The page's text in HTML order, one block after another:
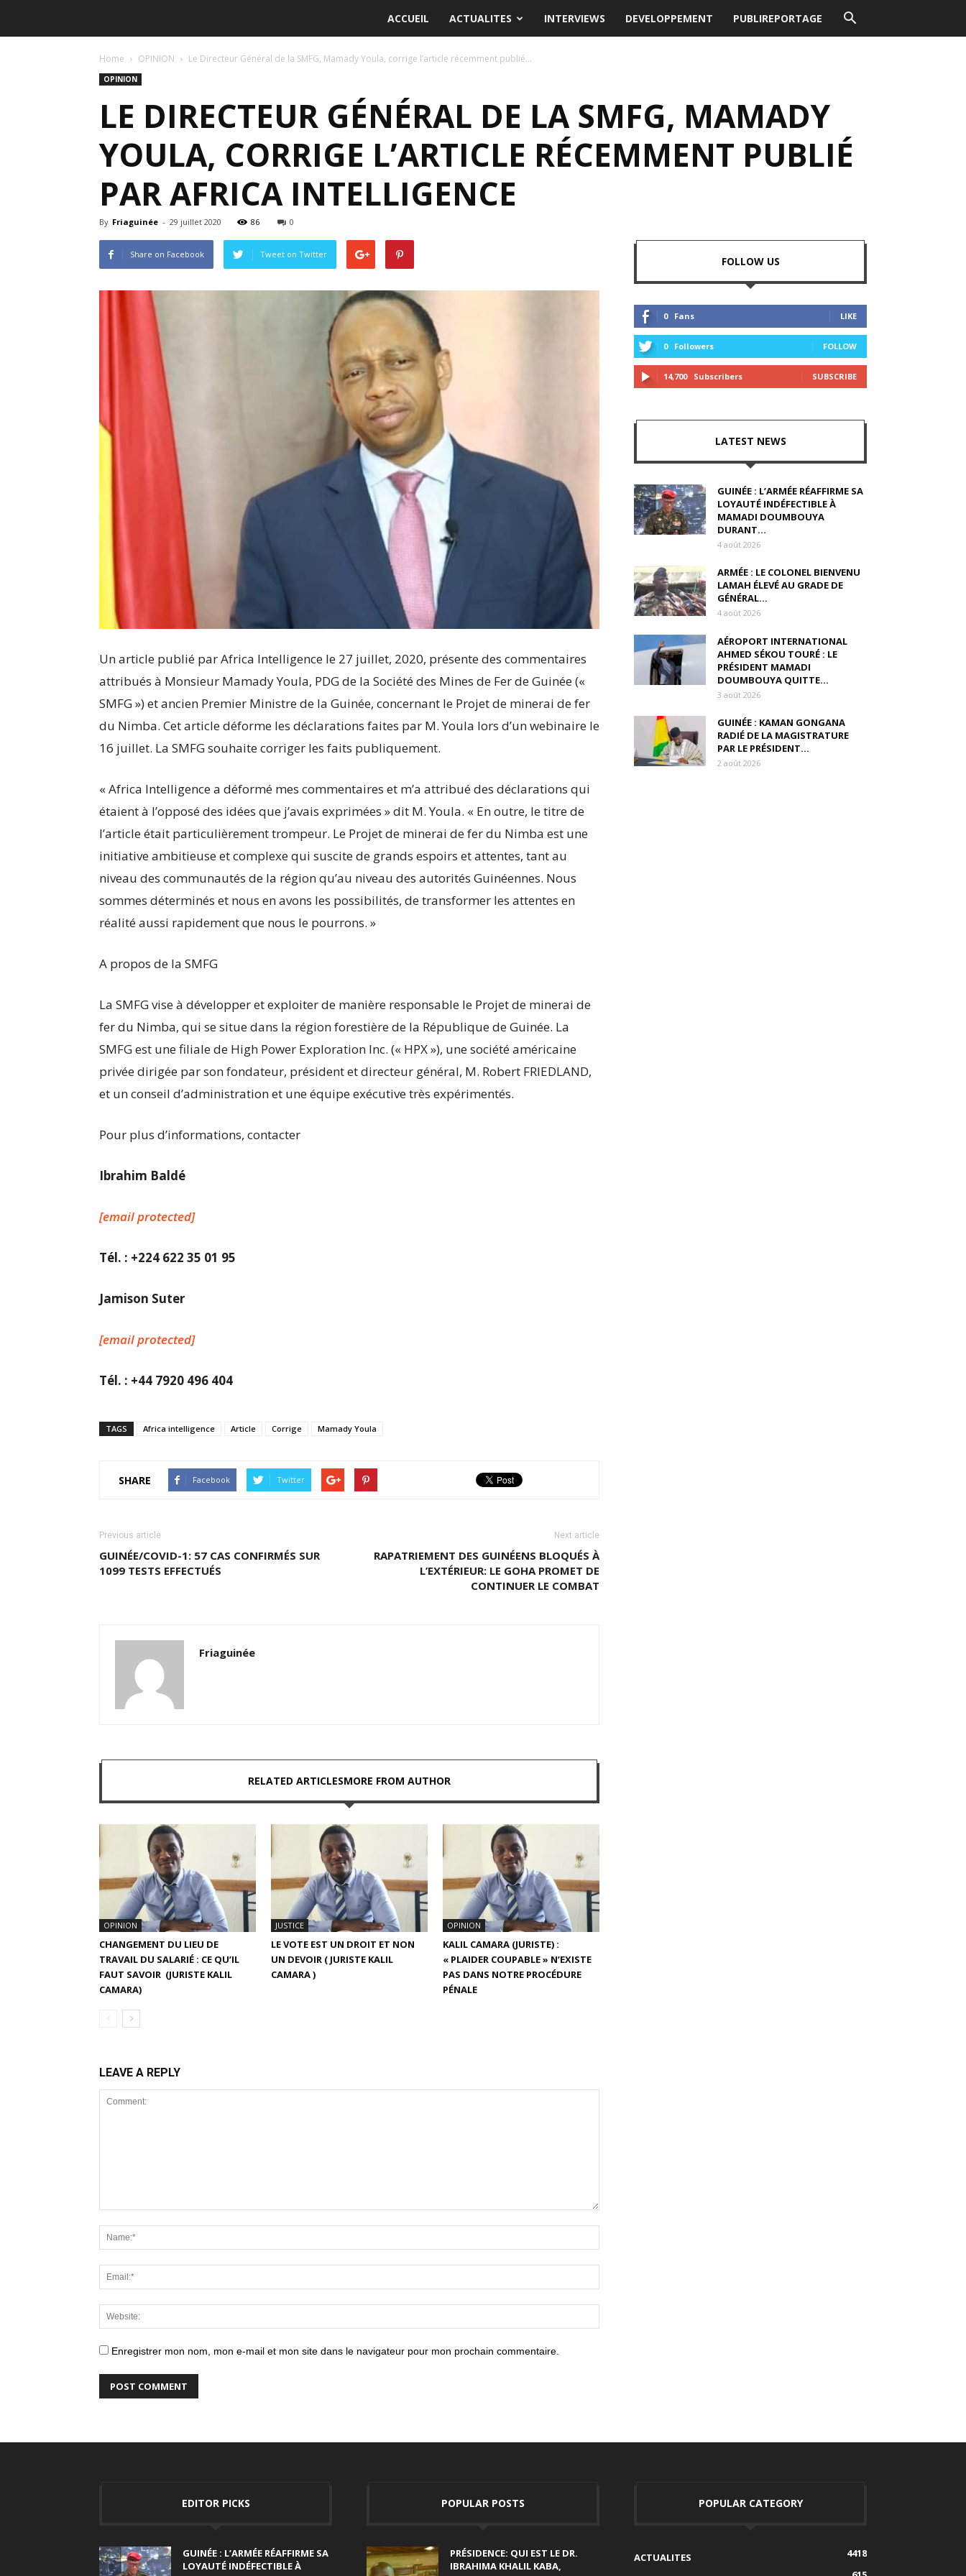
ACCUEIL ACTUALITES INTERVIEWS DEVELOPPEMENT PUBLIREPORTAGE
Home OPINION Le Directeur Général de la SMFG, Mamady Youla, corrige l’article récemment publié...
OPINION
LE DIRECTEUR GÉNÉRAL DE LA SMFG, MAMADY
YOULA, CORRIGE L’ARTICLE RÉCEMMENT PUBLIÉ
PAR AFRICA INTELLIGENCE
By Friaguinée - 29 juillet 2020 86 0
Share on Facebook Tweet on Twitter
Un article publié par Africa Intelligence le 27 juillet, 2020, présente des commentaires
attribués à Monsieur Mamady Youla, PDG de la Société des Mines de Fer de Guinée («
SMFG ») et ancien Premier Ministre de la Guinée, concernant le Projet de minerai de fer
du Nimba. Cet article déforme les déclarations faites par M. Youla lors d’un webinaire le
16 juillet. La SMFG souhaite corriger les faits publiquement.
« Africa Intelligence a déformé mes commentaires et m’a attribué des déclarations qui
étaient à l’opposé des idées que j’avais exprimées » dit M. Youla. « En outre, le titre de
l’article était particulièrement trompeur. Le Projet de minerai de fer du Nimba est une
initiative ambitieuse et complexe qui suscite de grands espoirs et attentes, tant au
niveau des communautés de la région qu’au niveau des autorités Guinéennes. Nous
sommes déterminés et nous en avons les possibilités, de transformer les attentes en
réalité aussi rapidement que nous le pourrons. »
A propos de la SMFG
La SMFG vise à développer et exploiter de manière responsable le Projet de minerai de
fer du Nimba, qui se situe dans la région forestière de la République de Guinée. La
SMFG est une filiale de High Power Exploration Inc. (« HPX »), une société américaine
privée dirigée par son fondateur, président et directeur général, M. Robert FRIEDLAND,
et un conseil d’administration et une équipe exécutive très expérimentés.
Pour plus d’informations, contacter
Ibrahim Baldé
[email protected]
Tél. : +224 622 35 01 95
Jamison Suter
[email protected]
Tél. : +44 7920 496 404
TAGS Africa intelligence Article Corrige Mamady Youla
SHARE Facebook Twitter
Previous article
GUINÉE/COVID-1: 57 CAS CONFIRMÉS SUR
1099 TESTS EFFECTUÉS
Next article
RAPATRIEMENT DES GUINÉENS BLOQUÉS À
L’EXTÉRIEUR: LE GOHA PROMET DE
CONTINUER LE COMBAT
Friaguinée
RELATED ARTICLESMORE FROM AUTHOR
OPINION
CHANGEMENT DU LIEU DE
TRAVAIL DU SALARIÉ : CE QU’IL
FAUT SAVOIR (JURISTE KALIL
CAMARA)
JUSTICE
LE VOTE EST UN DROIT ET NON
UN DEVOIR ( JURISTE KALIL
CAMARA )
OPINION
KALIL CAMARA (JURISTE) :
« PLAIDER COUPABLE » N’EXISTE
PAS DANS NOTRE PROCÉDURE
PÉNALE
LEAVE A REPLY
Enregistrer mon nom, mon e-mail et mon site dans le navigateur pour mon prochain commentaire.
FOLLOW US
0 Fans LIKE
0 Followers FOLLOW
14,700 Subscribers SUBSCRIBE
LATEST NEWS
GUINÉE : L’ARMÉE RÉAFFIRME SA
LOYAUTÉ INDÉFECTIBLE À
MAMADI DOUMBOUYA
DURANT...
4 août 2026
ARMÉE : LE COLONEL BIENVENU
LAMAH ÉLEVÉ AU GRADE DE
GÉNÉRAL...
4 août 2026
AÉROPORT INTERNATIONAL
AHMED SÉKOU TOURÉ : LE
PRÉSIDENT MAMADI
DOUMBOUYA QUITTE...
3 août 2026
GUINÉE : KAMAN GONGANA
RADIÉ DE LA MAGISTRATURE
PAR LE PRÉSIDENT...
2 août 2026
EDITOR PICKS
GUINÉE : L’ARMÉE RÉAFFIRME SA
LOYAUTÉ INDÉFECTIBLE À
POPULAR POSTS
PRÉSIDENCE: QUI EST LE DR.
IBRAHIMA KHALIL KABA,
POPULAR CATEGORY
ACTUALITES
4418